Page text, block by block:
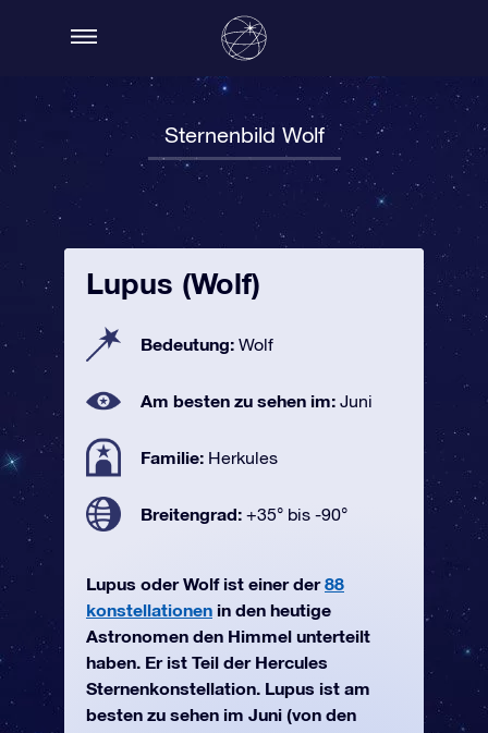
Sternenbild Wolf
Lupus (Wolf)
Bedeutung: Wolf
Am besten zu sehen im: Juni
Familie: Herkules
Breitengrad: +35° bis -90°
Lupus oder Wolf ist einer der88
konstellationen in den heutige
Astronomen den Himmel unterteilt
haben. Er ist Teil der Hercules
Sternenkonstellation. Lupus ist am
besten zu sehen im Juni (von den